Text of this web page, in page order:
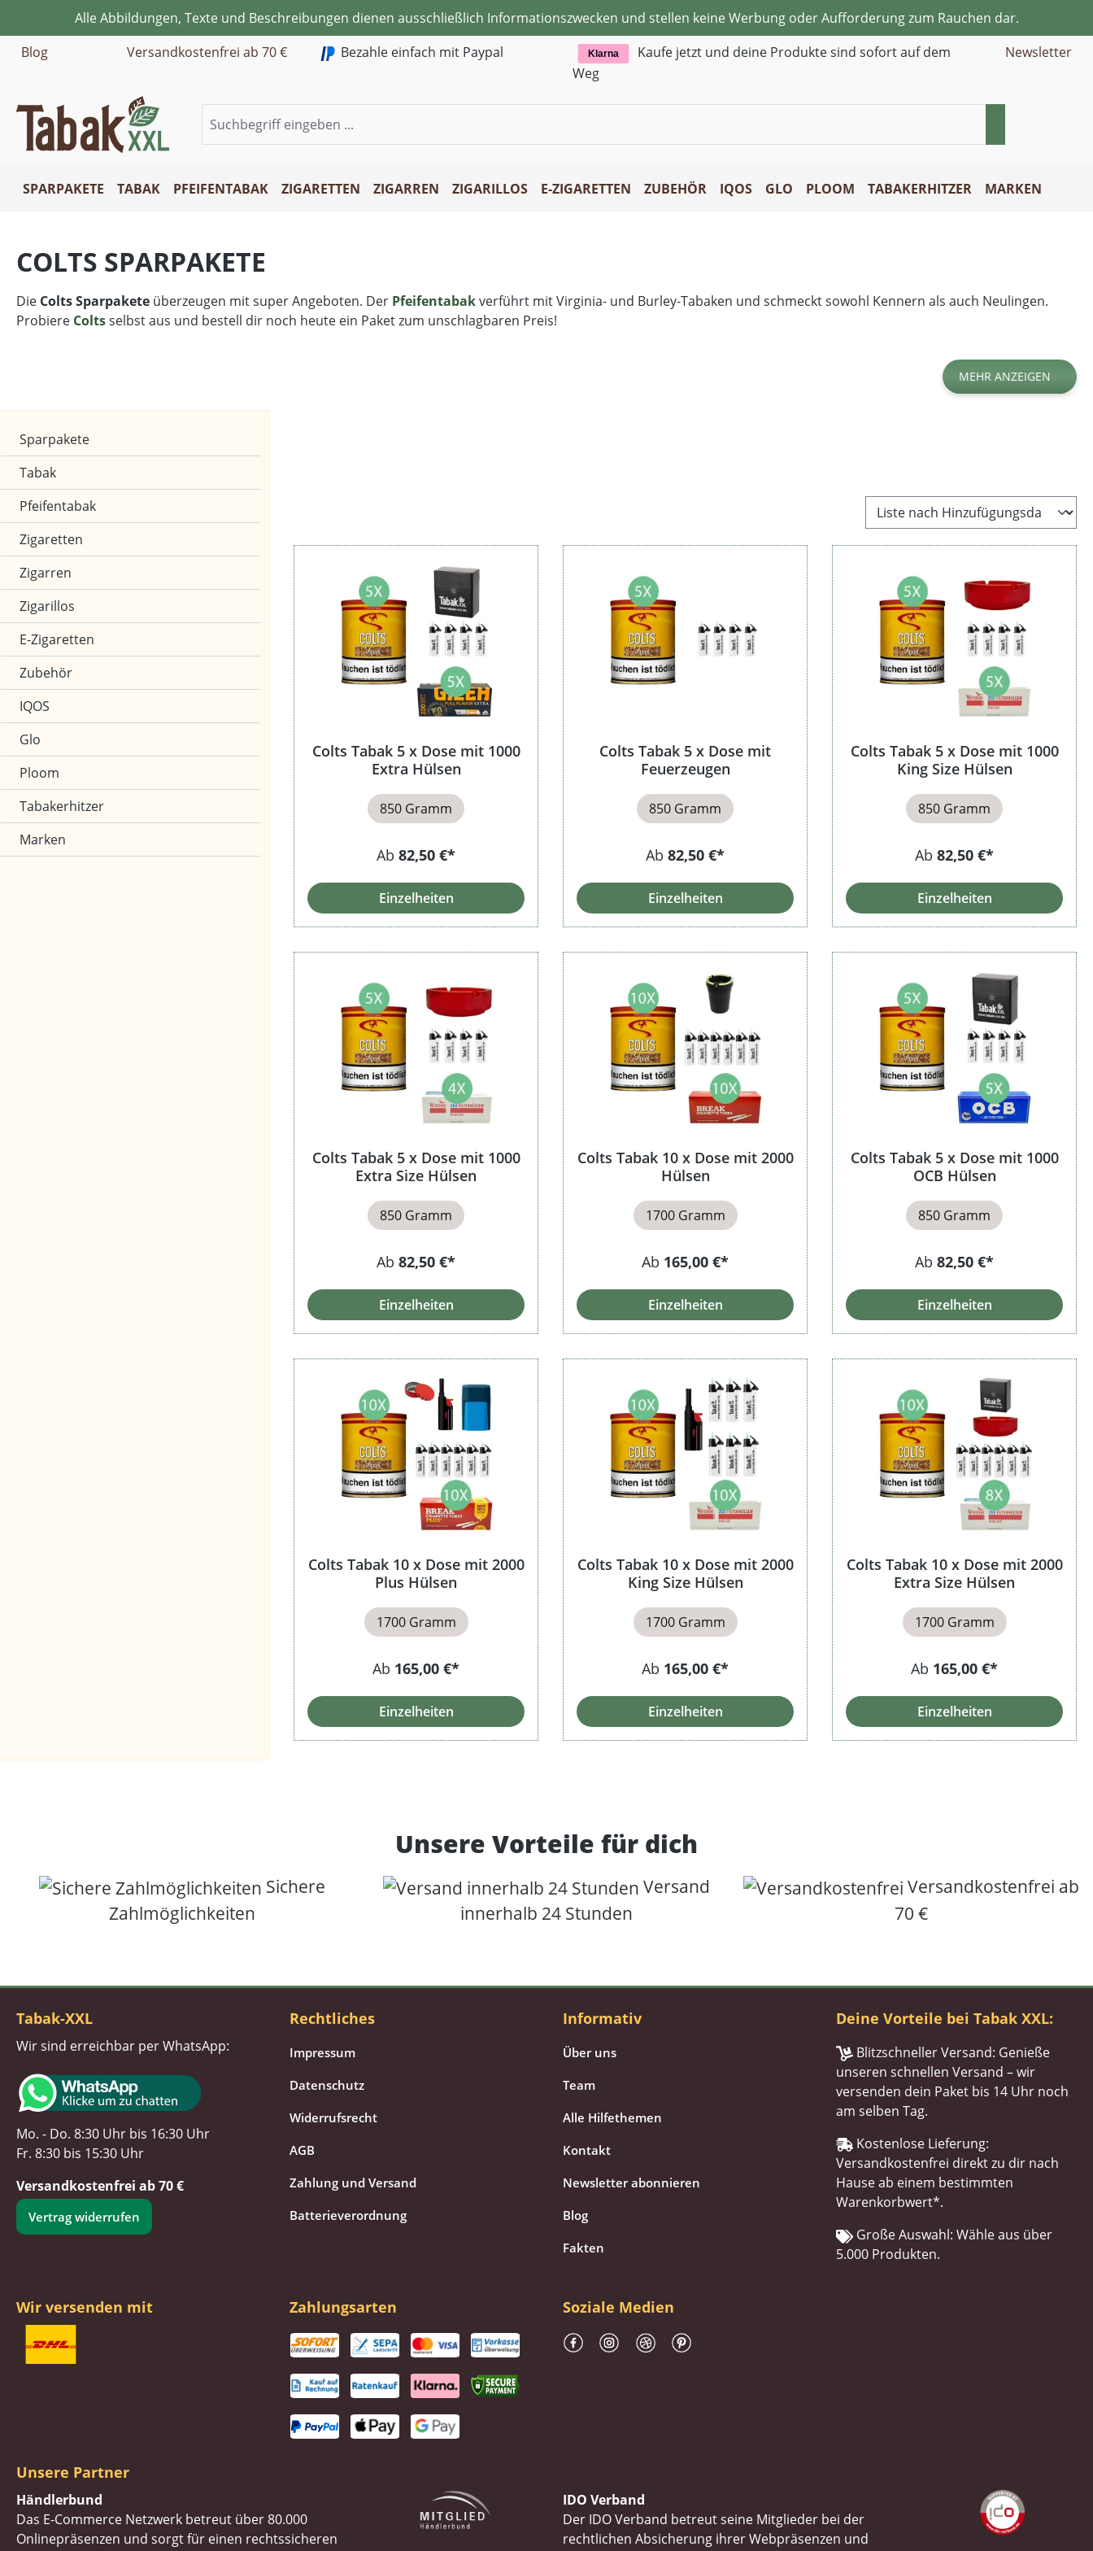
Hauptinhalt springen
Zur Suche springen
Zur Hauptnavigation springen
Alle Abbildungen, Texte und Beschreibungen dienen ausschließlich Informationszwecken und stellen keine Werbung oder Aufforderung zum Rauchen dar.
Blog
Versandkostenfrei ab 70 € Bezahle einfach mit Paypal Klarna
Kaufe jetzt und deine Produkte sind sofort auf dem
Weg
Newsletter
SPARPAKETE TABAK PFEIFENTABAK ZIGARETTEN ZIGARREN ZIGARILLOS E-ZIGARETTEN ZUBEHÖR IQOS GLO PLOOM TABAKERHITZER MARKEN
COLTS SPARPAKETE
Die Colts Sparpakete überzeugen mit super Angeboten. Der Pfeifentabakverführt mit Virginia- und Burley-Tabaken und schmeckt sowohl Kennern als auch Neulingen.
Probiere Coltsselbst aus und bestell dir noch heute ein Paket zum unschlagbaren Preis!
MEHR ANZEIGEN
Sparpakete
Tabak
Pfeifentabak
Zigaretten
Zigarren
Zigarillos
E-Zigaretten
Zubehör
IQOS
Glo
Ploom
Tabakerhitzer
Marken
Colts Tabak 5 x Dose mit 1000
Extra Hülsen
850 Gramm
Ab 82,50 €*
Einzelheiten
Colts Tabak 5 x Dose mit
Feuerzeugen
850 Gramm
Ab 82,50 €*
Einzelheiten
Colts Tabak 5 x Dose mit 1000
King Size Hülsen
850 Gramm
Ab 82,50 €*
Einzelheiten
Colts Tabak 5 x Dose mit 1000
Extra Size Hülsen
850 Gramm
Ab 82,50 €*
Einzelheiten
Colts Tabak 10 x Dose mit 2000
Hülsen
1700 Gramm
Ab 165,00 €*
Einzelheiten
Colts Tabak 5 x Dose mit 1000
OCB Hülsen
850 Gramm
Ab 82,50 €*
Einzelheiten
Colts Tabak 10 x Dose mit 2000
Plus Hülsen
1700 Gramm
Ab 165,00 €*
Einzelheiten
Colts Tabak 10 x Dose mit 2000
King Size Hülsen
1700 Gramm
Ab 165,00 €*
Einzelheiten
Colts Tabak 10 x Dose mit 2000
Extra Size Hülsen
1700 Gramm
Ab 165,00 €*
Einzelheiten
Unsere Vorteile für dich
Sichere
Zahlmöglichkeiten
Versand
innerhalb 24 Stunden
Versandkostenfrei ab
70 €
Tabak-XXL
Wir sind erreichbar per WhatsApp:
Mo. - Do. 8:30 Uhr bis 16:30 Uhr
Fr. 8:30 bis 15:30 Uhr
Versandkostenfrei ab 70 €
Vertrag widerrufen
Rechtliches
Impressum
Datenschutz
Widerrufsrecht
AGB
Zahlung und Versand
Batterieverordnung
Informativ
Über uns
Team
Alle Hilfethemen
Kontakt
Newsletter abonnieren
Blog
Fakten
Deine Vorteile bei Tabak XXL:
Blitzschneller Versand: Genieße
unseren schnellen Versand – wir
versenden dein Paket bis 14 Uhr noch
am selben Tag.
Kostenlose Lieferung:
Versandkostenfrei direkt zu dir nach
Hause ab einem bestimmten
Warenkorbwert*.
Große Auswahl: Wähle aus über
5.000 Produkten.
Wir versenden mit Zahlungsarten Soziale Medien
Unsere Partner
Händlerbund
Das E-Commerce Netzwerk betreut über 80.000
Onlinepräsenzen und sorgt für einen rechtssicheren
IDO Verband
Der IDO Verband betreut seine Mitglieder bei der
rechtlichen Absicherung ihrer Webpräsenzen und